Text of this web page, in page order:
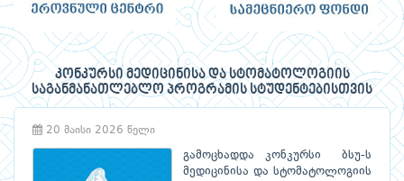
კონკურსი მედიცინისა და სტომატოლოგიის
საგანმანათლებლო პროგრამის სტუდენტებისთვის
20 მაისი 2026 წელი
გამოცხადდა კონკურსი ბსუ-ს
მედიცინისა და სტომატოლოგიის